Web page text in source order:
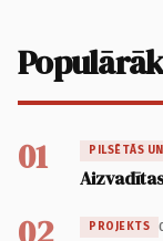
01 PILSĒTĀS
PROJEKTS